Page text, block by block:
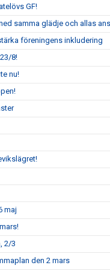
GF!
samma glädje och allas
föreningens inkludering
8!
nu!
maj
2/3
den 2 mars